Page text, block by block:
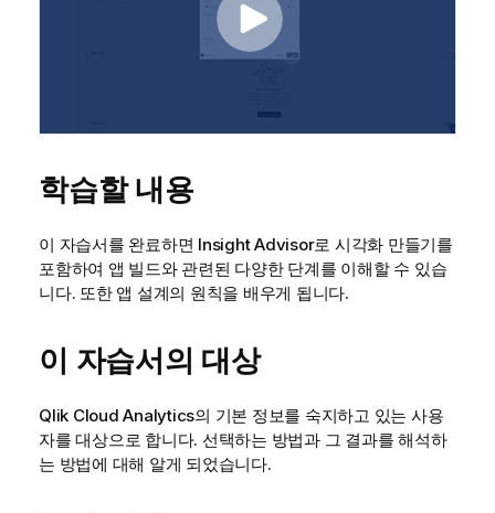
학습할 내용
이 자습서를 완료하면 Insight Advisor로 시각화 만들기를
포함하여 앱 빌드와 관련된 다양한 단계를 이해할 수 있습
니다. 또한 앱 설계의 원칙을 배우게 됩니다.
이 자습서의 대상
Qlik Cloud Analytics의 기본 정보를 숙지하고 있는 사용
자를 대상으로 합니다. 선택하는 방법과 그 결과를 해석하
는 방법에 대해 알게 되었습니다.